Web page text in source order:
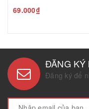
69.000₫
ĐĂNG KÝ
Đăng ký để